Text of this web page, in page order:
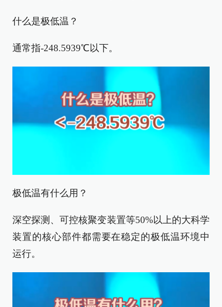
什么是极低温？
通常指-248.5939℃以下。
极低温有什么用？
深空探测、可控核聚变装置等50%以上的大科学
装置的核心部件都需要在稳定的极低温环境中
运行。